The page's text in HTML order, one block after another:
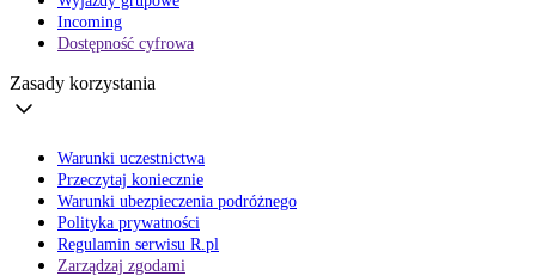
Incoming
Dostępność cyfrowa
Zasady korzystania
Warunki uczestnictwa
Przeczytaj koniecznie
Warunki ubezpieczenia podróżnego
Polityka prywatności
Regulamin serwisu R.pl
Zarządzaj zgodami